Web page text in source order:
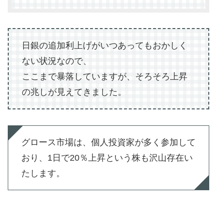
日銀の追加利上げがいつあってもおかしく
ない状況なので、
ここまで暴落していますが、そろそろ上昇
の兆しが見えてきました。
グロース市場は、個人投資家が多く参加して
おり、1日で20％上昇という株も沢山存在い
たします。